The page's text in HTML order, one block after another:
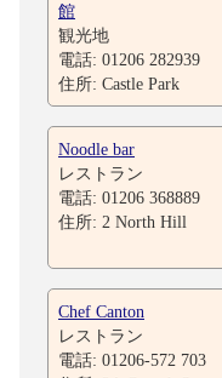
館
観光地
電話: 01206 282939
住所: Castle Park
Noodle bar
レストラン
電話: 01206 368889
住所: 2 North Hill
Chef Canton
レストラン
電話: 01206-572 703